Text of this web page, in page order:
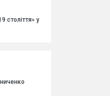
століття» у